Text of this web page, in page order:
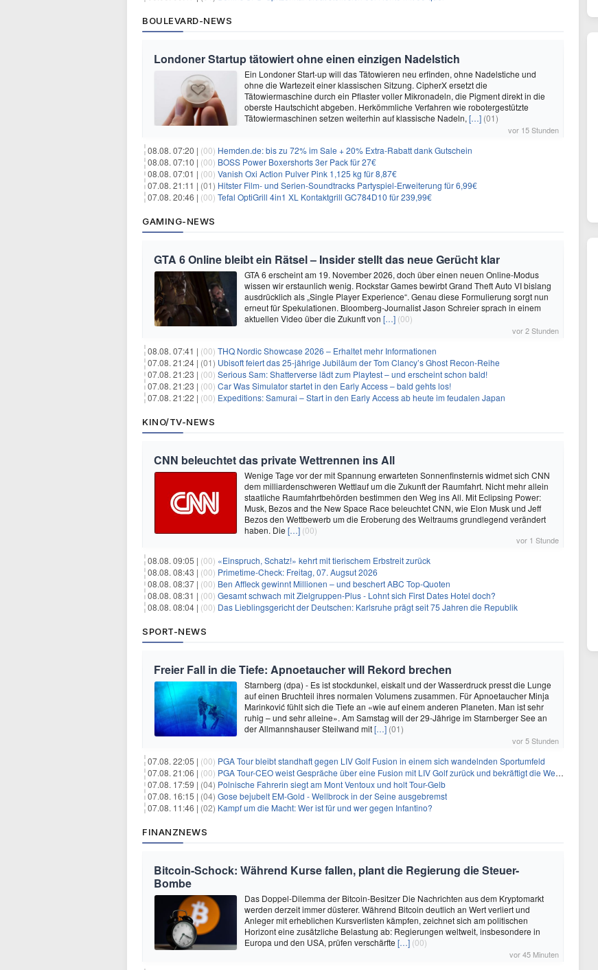
BOULEVARD-NEWS
Londoner Startup tätowiert ohne einen einzigen Nadelstich
Ein Londoner Start-up will das Tätowieren neu erfinden, ohne Nadelstiche und
ohne die Wartezeit einer klassischen Sitzung. CipherX ersetzt die
Tätowiermaschine durch ein Pflaster voller Mikronadeln, die Pigment direkt in die
oberste Hautschicht abgeben. Herkömmliche Verfahren wie robotergestützte
Tätowiermaschinen setzen weiterhin auf klassische Nadeln, […] (01)
vor 15 Stunden
08.08. 07:20 | (00) Hemden.de: bis zu 72% im Sale + 20% Extra-Rabatt dank Gutschein
08.08. 07:10 | (00) BOSS Power Boxershorts 3er Pack für 27€
08.08. 07:01 | (00) Vanish Oxi Action Pulver Pink 1,125 kg für 8,87€
07.08. 21:11 | (01) Hitster Film- und Serien-Soundtracks Partyspiel-Erweiterung für 6,99€
07.08. 20:46 | (00) Tefal OptiGrill 4in1 XL Kontaktgrill GC784D10 für 239,99€
GAMING-NEWS
GTA 6 Online bleibt ein Rätsel – Insider stellt das neue Gerücht klar
GTA 6 erscheint am 19. November 2026, doch über einen neuen Online-Modus
wissen wir erstaunlich wenig. Rockstar Games bewirbt Grand Theft Auto VI bislang
ausdrücklich als „Single Player Experience“. Genau diese Formulierung sorgt nun
erneut für Spekulationen. Bloomberg-Journalist Jason Schreier sprach in einem
aktuellen Video über die Zukunft von […] (00)
vor 2 Stunden
08.08. 07:41 | (00) THQ Nordic Showcase 2026 – Erhaltet mehr Informationen
07.08. 21:24 | (01) Ubisoft feiert das 25-jährige Jubiläum der Tom Clancy’s Ghost Recon-Reihe
07.08. 21:23 | (00) Serious Sam: Shatterverse lädt zum Playtest – und erscheint schon bald!
07.08. 21:23 | (00) Car Was Simulator startet in den Early Access – bald gehts los!
07.08. 21:22 | (00) Expeditions: Samurai – Start in den Early Access ab heute im feudalen Japan
KINO/TV-NEWS
CNN beleuchtet das private Wettrennen ins All
Wenige Tage vor der mit Spannung erwarteten Sonnenfinsternis widmet sich CNN
dem milliardenschweren Wettlauf um die Zukunft der Raumfahrt. Nicht mehr allein
staatliche Raumfahrtbehörden bestimmen den Weg ins All. Mit Eclipsing Power:
Musk, Bezos and the New Space Race beleuchtet CNN, wie Elon Musk und Jeff
Bezos den Wettbewerb um die Eroberung des Weltraums grundlegend verändert
haben. Die […] (00)
vor 1 Stunde
08.08. 09:05 | (00) «Einspruch, Schatz!» kehrt mit tierischem Erbstreit zurück
08.08. 08:43 | (00) Primetime-Check: Freitag, 07. Augsut 2026
08.08. 08:37 | (00) Ben Affleck gewinnt Millionen – und beschert ABC Top-Quoten
08.08. 08:31 | (00) Gesamt schwach mit Zielgruppen-Plus - Lohnt sich First Dates Hotel doch?
08.08. 08:04 | (00) Das Lieblingsgericht der Deutschen: Karlsruhe prägt seit 75 Jahren die Republik
SPORT-NEWS
Freier Fall in die Tiefe: Apnoetaucher will Rekord brechen
Starnberg (dpa) - Es ist stockdunkel, eiskalt und der Wasserdruck presst die Lunge
auf einen Bruchteil ihres normalen Volumens zusammen. Für Apnoetaucher Minja
Marinković fühlt sich die Tiefe an «wie auf einem anderen Planeten. Man ist sehr
ruhig – und sehr alleine». Am Samstag will der 29-Jährige im Starnberger See an
der Allmannshauser Steilwand mit[…] (01)
vor 5 Stunden
07.08. 22:05 | (00) PGA Tour bleibt standhaft gegen LIV Golf Fusion in einem sich wandelnden Sportumfeld
07.08. 21:06 | (00) PGA Tour-CEO weist Gespräche über eine Fusion mit LIV Golf zurück und bekräftigt die Wettbewerbslandschaft
07.08. 17:59 | (04) Polnische Fahrerin siegt am Mont Ventoux und holt Tour-Gelb
07.08. 16:15 | (04) Gose bejubelt EM-Gold - Wellbrock in der Seine ausgebremst
07.08. 11:46 | (02) Kampf um die Macht: Wer ist für und wer gegen Infantino?
FINANZNEWS
Bitcoin-Schock: Während Kurse fallen, plant die Regierung die Steuer-
Bombe
Das Doppel-Dilemma der Bitcoin-Besitzer Die Nachrichten aus dem Kryptomarkt
werden derzeit immer düsterer. Während Bitcoin deutlich an Wert verliert und
Anleger mit erheblichen Kursverlisten kämpfen, zeichnet sich am politischen
Horizont eine zusätzliche Belastung ab: Regierungen weltweit, insbesondere in
Europa und den USA, prüfen verschärfte […] (00)
vor 45 Minuten